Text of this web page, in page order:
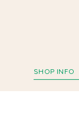
SHOP INFO